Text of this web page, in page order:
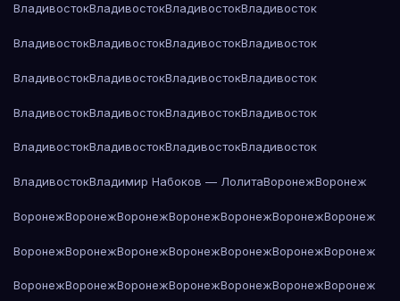
ВладивостокВладивостокВладивостокВладивосток
ВладивостокВладивостокВладивостокВладивосток
ВладивостокВладивостокВладивостокВладивосток
ВладивостокВладивостокВладивостокВладивосток
ВладивостокВладивостокВладивостокВладивосток
ВладивостокВладимир Набоков — ЛолитаВоронежВоронеж
ВоронежВоронежВоронежВоронежВоронежВоронежВоронеж
ВоронежВоронежВоронежВоронежВоронежВоронежВоронеж
ВоронежВоронежВоронежВоронежВоронежВоронежВоронеж